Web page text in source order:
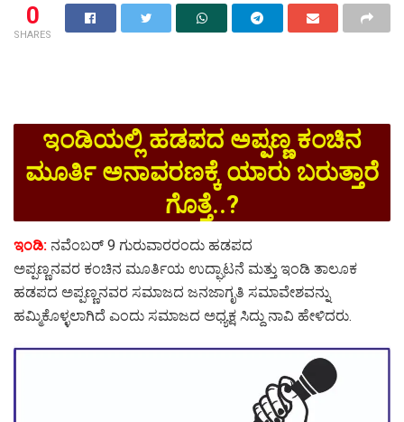
0
SHARES
ಇಂಡಿಯಲ್ಲಿ ಹಡಪದ ಅಪ್ಪಣ್ಣ ಕಂಚಿನ
ಮೂರ್ತಿ ಅನಾವರಣಕ್ಕೆ ಯಾರು ಬರುತ್ತಾರೆ
ಗೊತ್ತೆ..?
ಇಂಡಿ: ನವೆಂಬರ್ 9 ಗುರುವಾರರಂದು ಹಡಪದ
ಅಪ್ಪಣ್ಣನವರ ಕಂಚಿನ ಮೂರ್ತಿಯ ಉದ್ಘಾಟನೆ ಮತ್ತು ಇಂಡಿ ತಾಲೂಕ
ಹಡಪದ ಅಪ್ಪಣ್ಣನವರ ಸಮಾಜದ ಜನಜಾಗೃತಿ ಸಮಾವೇಶವನ್ನು
ಹಮ್ಮಿಕೊಳ್ಳಲಾಗಿದೆ ಎಂದು ಸಮಾಜದ ಅಧ್ಯಕ್ಷ ಸಿದ್ದು ನಾವಿ ಹೇಳಿದರು.